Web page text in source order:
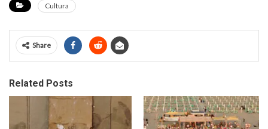
Cultura
Share
Related Posts